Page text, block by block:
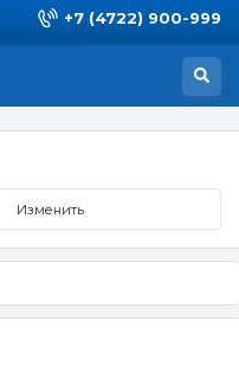
+7 (4722) 900-999
Изменить